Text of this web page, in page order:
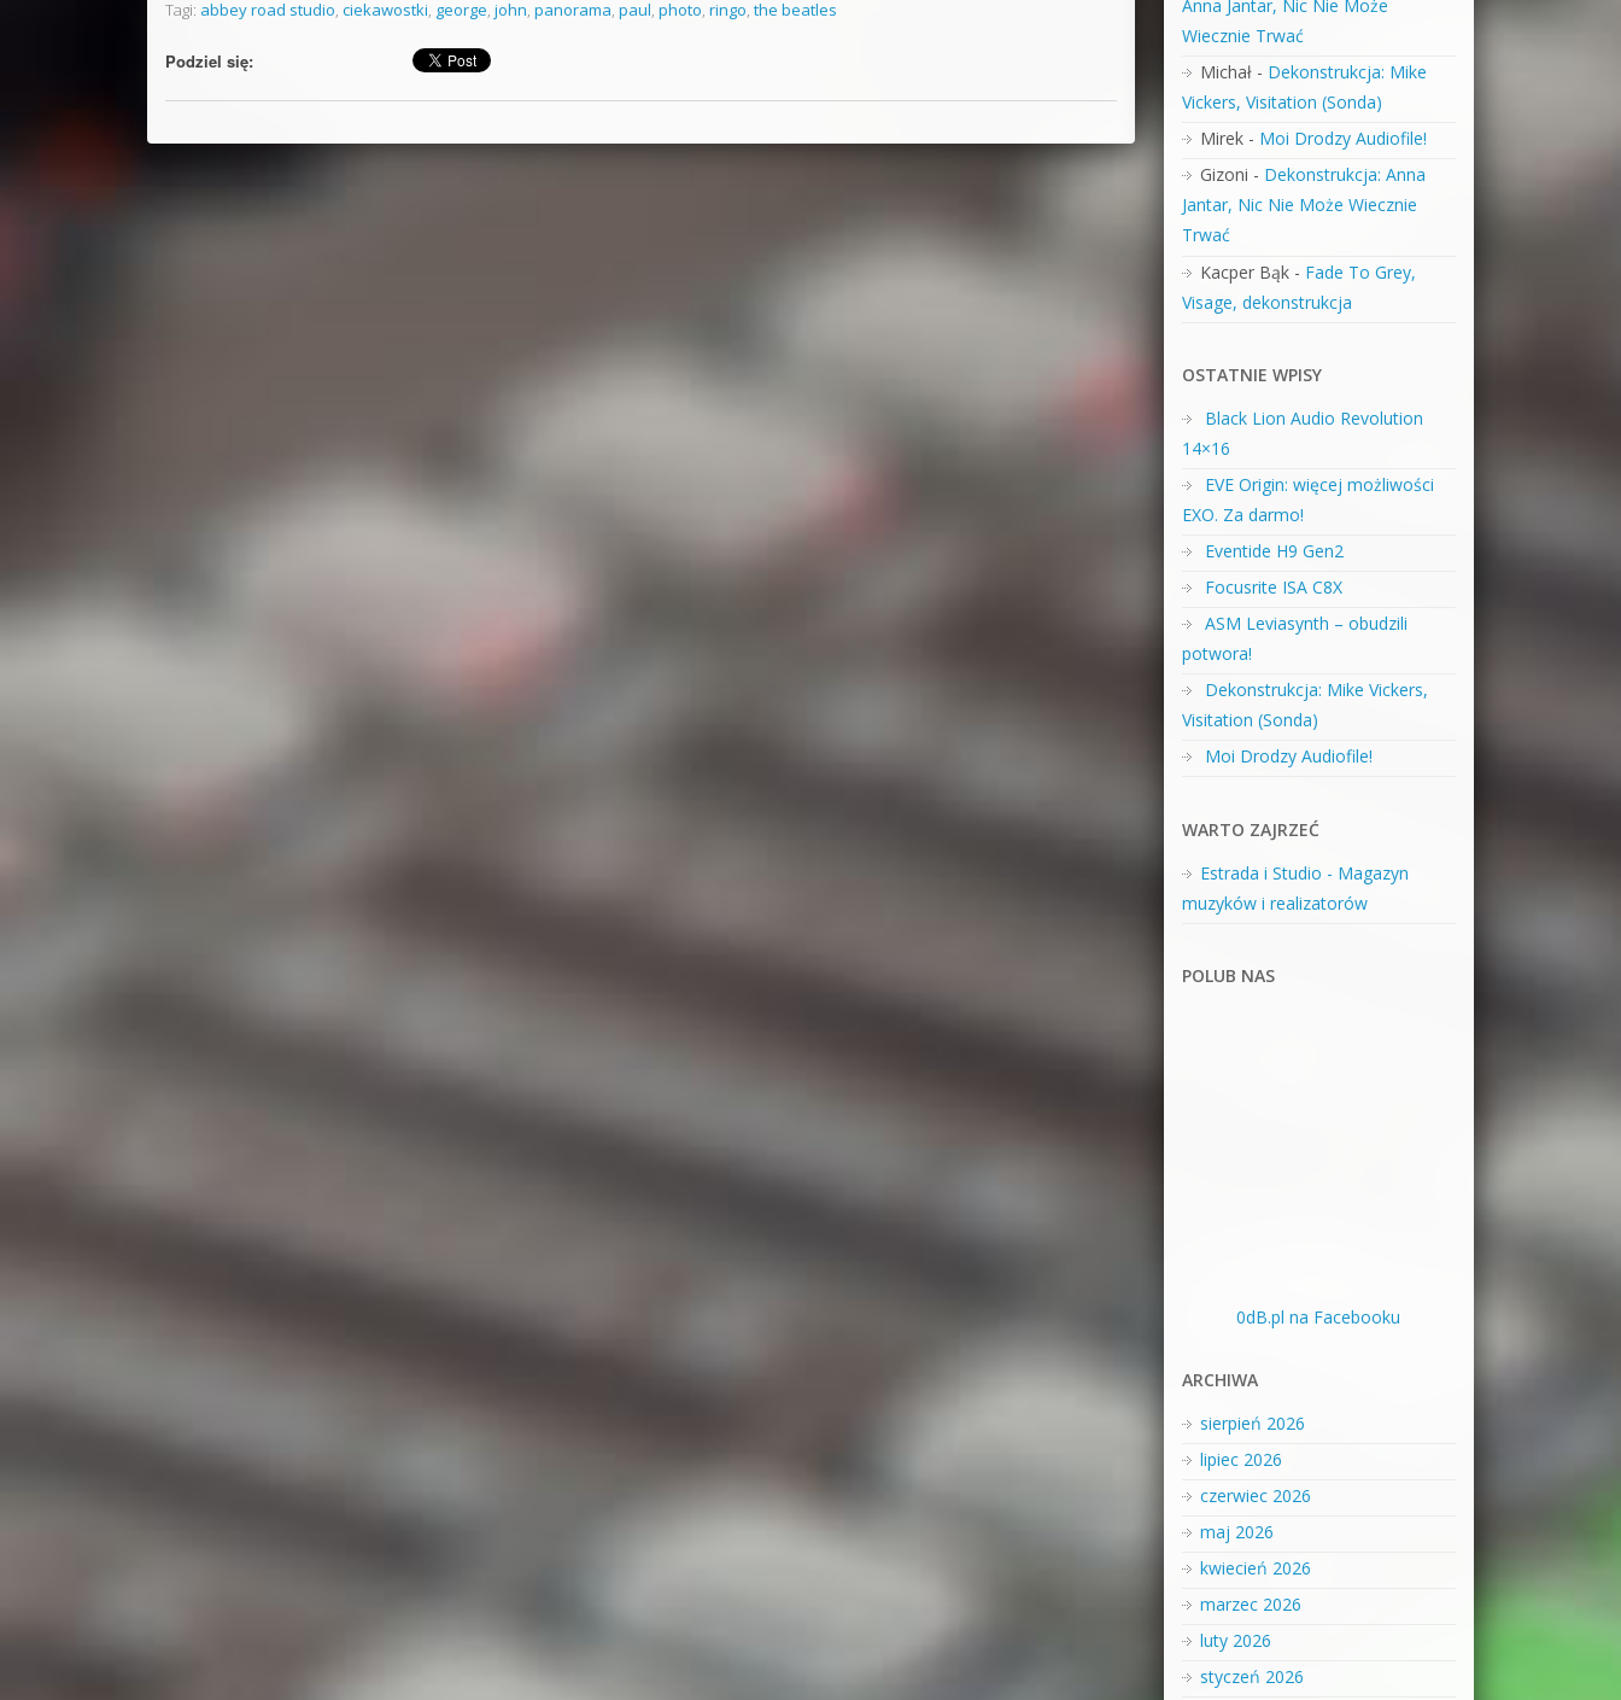
Tagi: abbey road studio, ciekawostki, george, john, panorama, paul, photo, ringo, the beatles
Podziel się:
Anna Jantar, Nic Nie Może
Wiecznie Trwać
Michał- Dekonstrukcja: Mike
Vickers, Visitation (Sonda)
Mirek- Moi Drodzy Audiofile!
Gizoni - Dekonstrukcja: Anna
Jantar, Nic Nie Może Wiecznie
Trwać
Kacper Bąk- Fade To Grey,
Visage, dekonstrukcja
OSTATNIE WPISY
Black Lion Audio Revolution
14×16
EVE Origin: więcej możliwości
EXO. Za darmo!
Eventide H9 Gen2
Focusrite ISA C8X
ASM Leviasynth – obudzili
potwora!
Dekonstrukcja: Mike Vickers,
Visitation (Sonda)
Moi Drodzy Audiofile!
WARTO ZAJRZEĆ
Estrada i Studio - Magazyn
muzyków i realizatorów
POLUB NAS
0dB.pl na Facebooku
ARCHIWA
sierpień 2026
lipiec 2026
czerwiec 2026
maj 2026
kwiecień 2026
marzec 2026
luty 2026
styczeń 2026